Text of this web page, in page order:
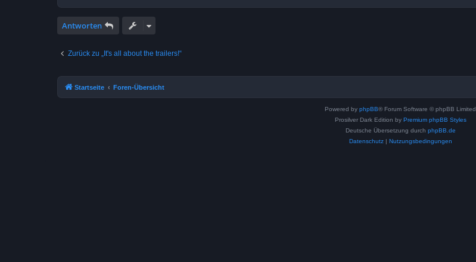
Antworten
Zurück zu „It's all about the trailers!“
Startseite Foren-Übersicht
Powered by phpBB® Forum Software © phpBB Limited
Prosilver Dark Edition by Premium phpBB Styles
Deutsche Übersetzung durch phpBB.de
Datenschutz| Nutzungsbedingungen